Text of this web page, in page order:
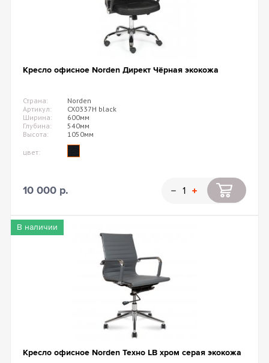
Кресло офисное Norden Директ Чёрная экокожа
Страна:
Norden
Артикул:
CX0337H black
Ширина:
600мм
Глубина:
540мм
Высота:
1050мм
цвет:
10 000 р.
В наличии
Кресло офисное Norden Техно LB хром серая экокожа